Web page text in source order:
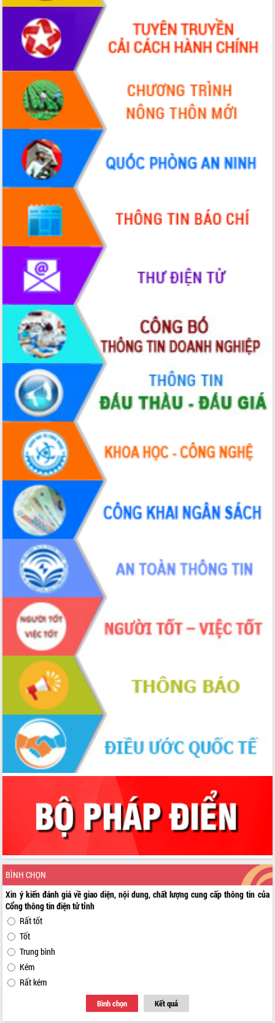
BÌNH CHỌN
Xin ý kiến đánh giá về giao diện, nội dung, chất lượng cung cấp thông tin của
Cổng thông tin điện tử tỉnh
Rất tốt
Tốt
Trung bình
Kém
Rất kém
Bình chọn Kết quả